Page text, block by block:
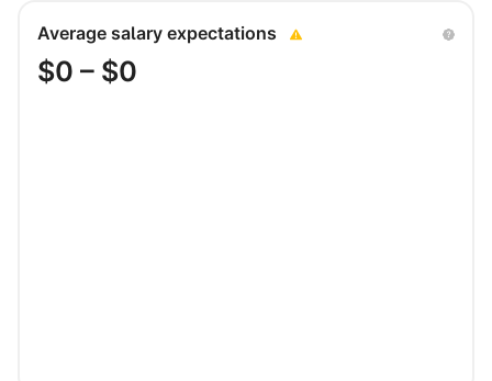
Average salary expectations
$0 – $0